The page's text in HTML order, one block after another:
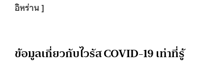
อิหร่าน ]
ข้อมูลเกี่ยวกับไวรัส COVID-19 เท่าที่รู้